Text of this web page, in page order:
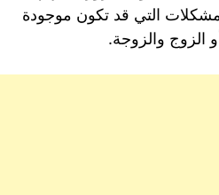
التي قد تكون موجودة
الزوج والزوجة.